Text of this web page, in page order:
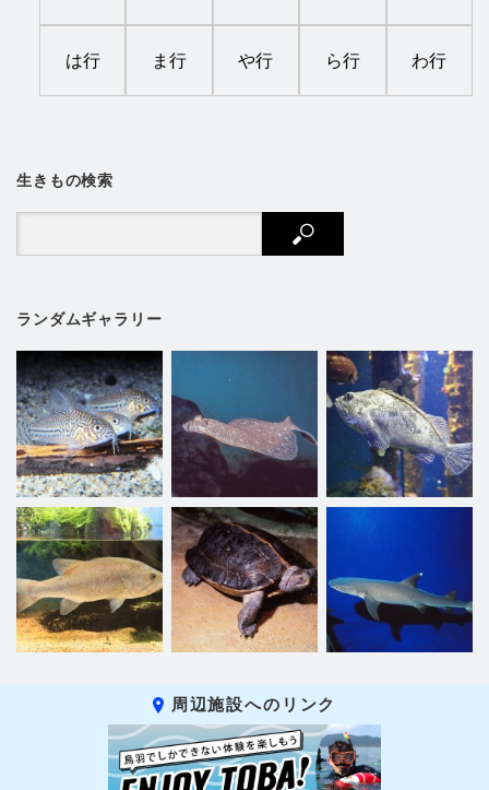
は行 ま行 や行 ら行 わ行
生きもの検索
ランダムギャラリー
周辺施設へのリンク